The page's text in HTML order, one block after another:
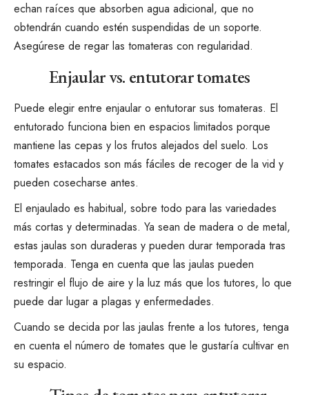
echan raíces que absorben agua adicional, que no
obtendrán cuando estén suspendidas de un soporte.
Asegúrese de regar las tomateras con regularidad.
Enjaular vs. entutorar tomates
Puede elegir entre enjaular o entutorar sus tomateras. El
entutorado funciona bien en espacios limitados porque
mantiene las cepas y los frutos alejados del suelo. Los
tomates estacados son más fáciles de recoger de la vid y
pueden cosecharse antes.
El enjaulado es habitual, sobre todo para las variedades
más cortas y determinadas. Ya sean de madera o de metal,
estas jaulas son duraderas y pueden durar temporada tras
temporada. Tenga en cuenta que las jaulas pueden
restringir el flujo de aire y la luz más que los tutores, lo que
puede dar lugar a plagas y enfermedades.
Cuando se decida por las jaulas frente a los tutores, tenga
en cuenta el número de tomates que le gustaría cultivar en
su espacio.